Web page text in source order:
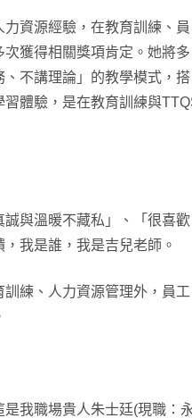
資源經驗，在教育訓練、員
獲得相關獎項肯定。她將多
不講理論」的教學模式，搭
體驗，是在教育訓練與
與溫暖不藏私」、「很喜歡
我是誰，我是吉兒老師。
練、人力資源管理外，員工
我職場貴人朱士廷(現職：